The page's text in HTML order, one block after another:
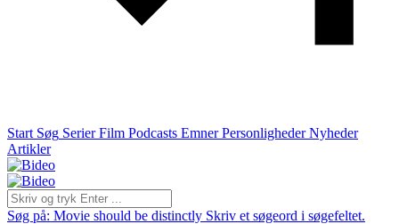
Start Søg Serier Film Podcasts Emner Personligheder Nyheder
Artikler
Søg på: Movie should be distinctly Skriv et søgeord i søgefeltet.